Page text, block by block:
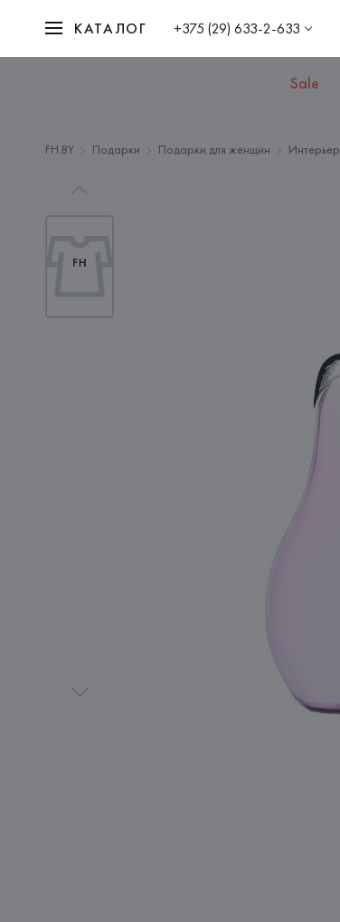
КАТАЛОГ +375 (29) 633-2-633
Sale
FH.BY Подарки Подарки для женщин Интерьер